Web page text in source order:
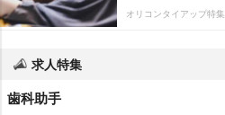
オリコンタイアップ特集
求人特集
歯科助手